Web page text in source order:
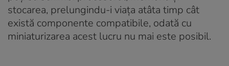
stocarea, prelungindu-i viața atâta timp cât
există componente compatibile, odată cu
miniaturizarea acest lucru nu mai este posibil.